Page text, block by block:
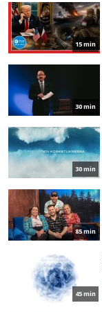
15 min
30 min
30 min
85 min
45 min